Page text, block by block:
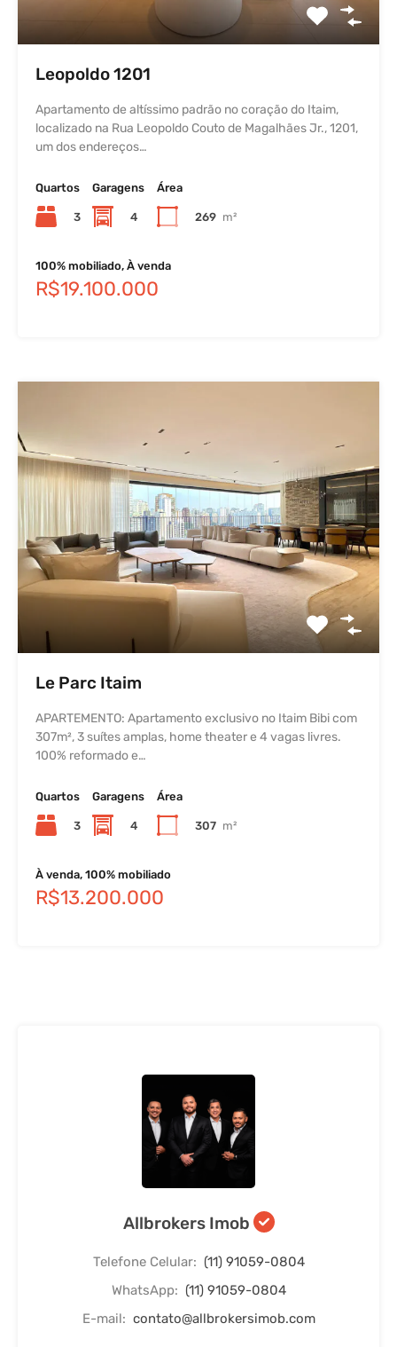
Leopoldo 1201
Apartamento de altíssimo padrão no coração do Itaim,
localizado na Rua Leopoldo Couto de Magalhães Jr., 1201,
um dos endereços…
Quartos
3
Garagens
4
Área
269 m²
100% mobiliado, À venda
R$19.100.000
Le Parc Itaim
APARTEMENTO: Apartamento exclusivo no Itaim Bibi com
307m², 3 suítes amplas, home theater e 4 vagas livres.
100% reformado e…
Quartos
3
Garagens
4
Área
307 m²
À venda, 100% mobiliado
R$13.200.000
Allbrokers Imob
Telefone Celular: (11) 91059-0804
WhatsApp: (11) 91059-0804
E-mail: contato@allbrokersimob.com